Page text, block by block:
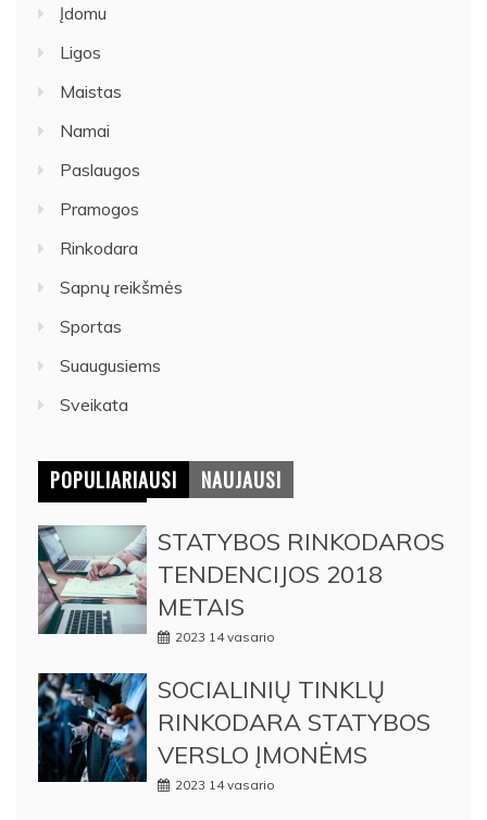
Įdomu
Ligos
Maistas
Namai
Paslaugos
Pramogos
Rinkodara
Sapnų reikšmės
Sportas
Suaugusiems
Sveikata
POPULIARIAUSI NAUJAUSI
STATYBOS RINKODAROS
TENDENCIJOS 2018
METAIS
2023 14 vasario
SOCIALINIŲ TINKLŲ
RINKODARA STATYBOS
VERSLO ĮMONĖMS
2023 14 vasario